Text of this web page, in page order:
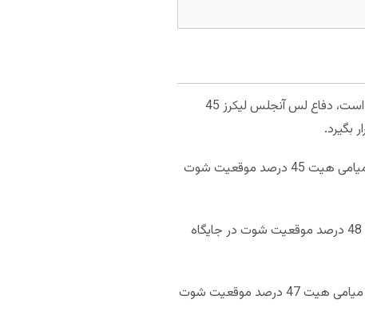
لس آنجلس لیکرز با 107.6 امتیاز که به طور میانگین به حریفان خود داده است، در جایگاه چهارم NBA قرار گرفته است، دفاع لس آنجلس لیکرز 45
109.1 امتیاز به طور میانگین در هر بازی از دست داده و از این لحاظ در رده دهم قرار می‌گیرد. دفاع میامی هیت 45 درصد موقعیت شوت
در فاز هجومی 113.4 امتیاز کسب کرده است و از این لحاظ در رده یازدهم قرار می‌گیرد. لیکرز با 48 درصد موقعیت شوت در جایگاه
میامی هیت با 112 امتیازی که به طور میانگین در هر بازی به دست آورده در رده پانزدهم قرار می‌گیرد. خط حمله میامی هیت 47 درصد موقعیت شوت